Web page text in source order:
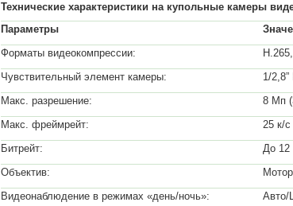
Технические характеристики на купольные камеры
Параметры
Форматы видеокомпрессии:
Чувствительный элемент камеры:
1/
Макс. разрешение:
8 Мп
Макс. фреймрейт:
25 к/
Битрейт:
До 12
Объектив:
Видеонаблюдение в режимах «день/ночь»:
Авто/